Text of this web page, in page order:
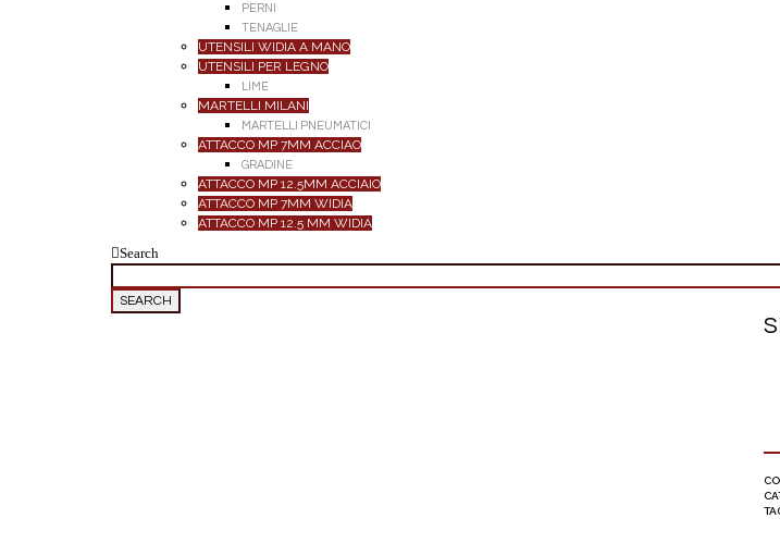
PERNI
TENAGLIE
UTENSILI WIDIA A MANO
UTENSILI PER LEGNO
LIME
MARTELLI MILANI
MARTELLI PNEUMATICI
ATTACCO MP 7MM ACCIAO
GRADINE
ATTACCO MP 12.5MM ACCIAIO
ATTACCO MP 7MM WIDIA
ATTACCO MP 12.5 MM WIDIA
Search
FOR